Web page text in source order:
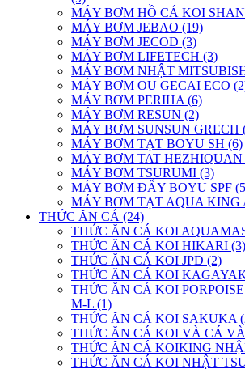
MÁY BƠM HỒ CÁ KOI
MÁY BƠM JEBAO (19)
MÁY BƠM JECOD (3)
MÁY BƠM LIFETECH (3)
MÁY BƠM NHẬT
MÁY BƠM OU GECAI ECO
MÁY BƠM PERIHA (6)
MÁY BƠM RESUN (2)
MÁY BƠM SUNSUN GRECH
MÁY BƠM TẠT BOYU SH (6)
MÁY BƠM TAT HEZHIQUAN
MÁY BƠM TSURUMI (3)
MÁY BƠM ĐẨY BOYU SPF
MÁY BƠM TẠT AQUA KING
THỨC ĂN CÁ (24)
THỨC ĂN CÁ KOI
THỨC ĂN CÁ KOI HIKARI (3)
THỨC ĂN CÁ KOI JPD (2)
THỨC ĂN CÁ KOI
THỨC ĂN CÁ KOI
M-L (1)
THỨC ĂN CÁ KOI SAKUKA
THỨC ĂN CÁ KOI VÀ CÁ
THỨC ĂN CÁ KOIKING
THỨC ĂN CÁ KOI NHẬT